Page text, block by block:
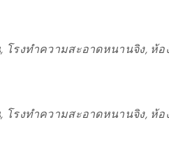
โรงทำความสะอาดหนานจิง, ห้
โรงทำความสะอาดหนานจิง, ห้